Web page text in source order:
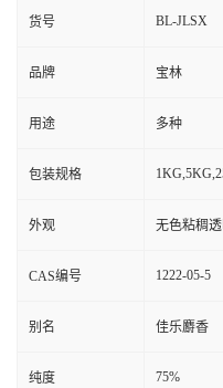
货号 BL-JLSX
品牌 宝林
用途 多种
包装规格
外观 无色粘稠
CAS编号 1222-05-5
别名 佳乐麝香
纯度 75%